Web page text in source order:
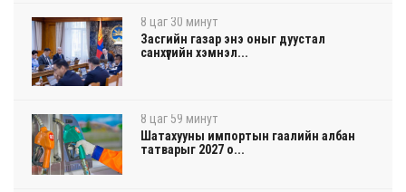
8 цаг 30 минут
Засгийн газар энэ оныг дуустал
санхүүгийн хэмнэл...
8 цаг 59 минут
Шатахууны импортын гаалийн албан
татварыг 2027 о...